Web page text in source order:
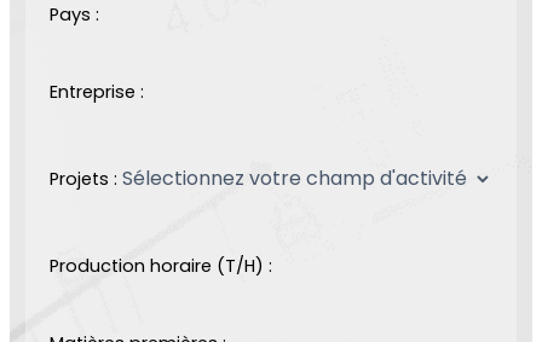
Pays :
Entreprise :
Projets :
Production horaire (T/H) :